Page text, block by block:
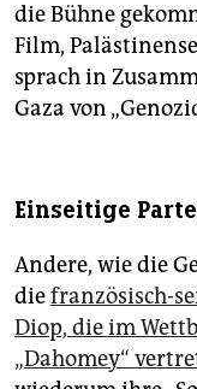
die Bühne
Film,
sprach in
Gaza von
Einseitige
Andere, wie die
diefranzösisch-
Diop, die im
„Dahomey“